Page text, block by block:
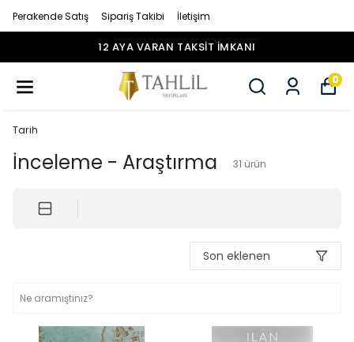
Perakende Satış Sipariş Takibi İletişim
12 AYA VARAN TAKSİT İMKANI
0
Tarih
İnceleme - Araştırma 31 ürün
Son eklenen